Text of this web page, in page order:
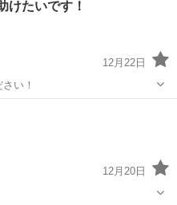
けたいです！
12月22日
い！
12月20日